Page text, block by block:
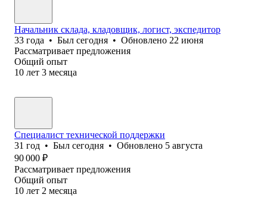
Начальник склада, кладовщик, логист, экспедитор
33 года • Был сегодня • Обновлено 22 июня
Рассматривает предложения
Общий опыт
10 лет 3 месяца
Специалист технической поддержки
31 год • Был сегодня • Обновлено 5 августа
90 000 ₽
Рассматривает предложения
Общий опыт
10 лет 2 месяца